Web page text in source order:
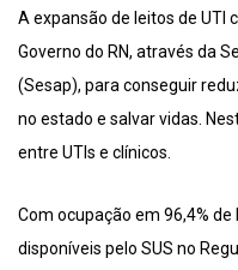
A expansão de leitos de
Governo do RN, através da
(Sesap), para conseguir
no estado e salvar vidas.
entre UTIs e clínicos.
Com ocupação em 96,4%
disponíveis pelo SUS no